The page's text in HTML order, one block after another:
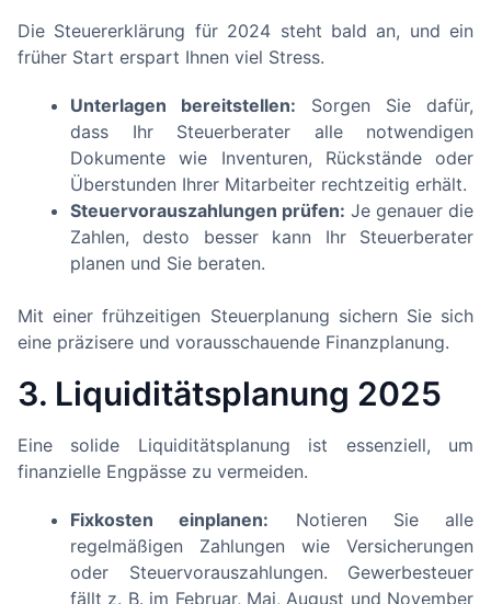
Die Steuererklärung für 2024 steht bald an, und ein
früher Start erspart Ihnen viel Stress.
Unterlagen bereitstellen: Sorgen Sie dafür,
dass Ihr Steuerberater alle notwendigen
Dokumente wie Inventuren, Rückstände oder
Überstunden Ihrer Mitarbeiter rechtzeitig erhält.
Steuervorauszahlungen prüfen: Je genauer die
Zahlen, desto besser kann Ihr Steuerberater
planen und Sie beraten.
Mit einer frühzeitigen Steuerplanung sichern Sie sich
eine präzisere und vorausschauende Finanzplanung.
3. Liquiditätsplanung 2025
Eine solide Liquiditätsplanung ist essenziell, um
finanzielle Engpässe zu vermeiden.
Fixkosten einplanen: Notieren Sie alle
regelmäßigen Zahlungen wie Versicherungen
oder Steuervorauszahlungen. Gewerbesteuer
fällt z. B. im Februar, Mai, August und November